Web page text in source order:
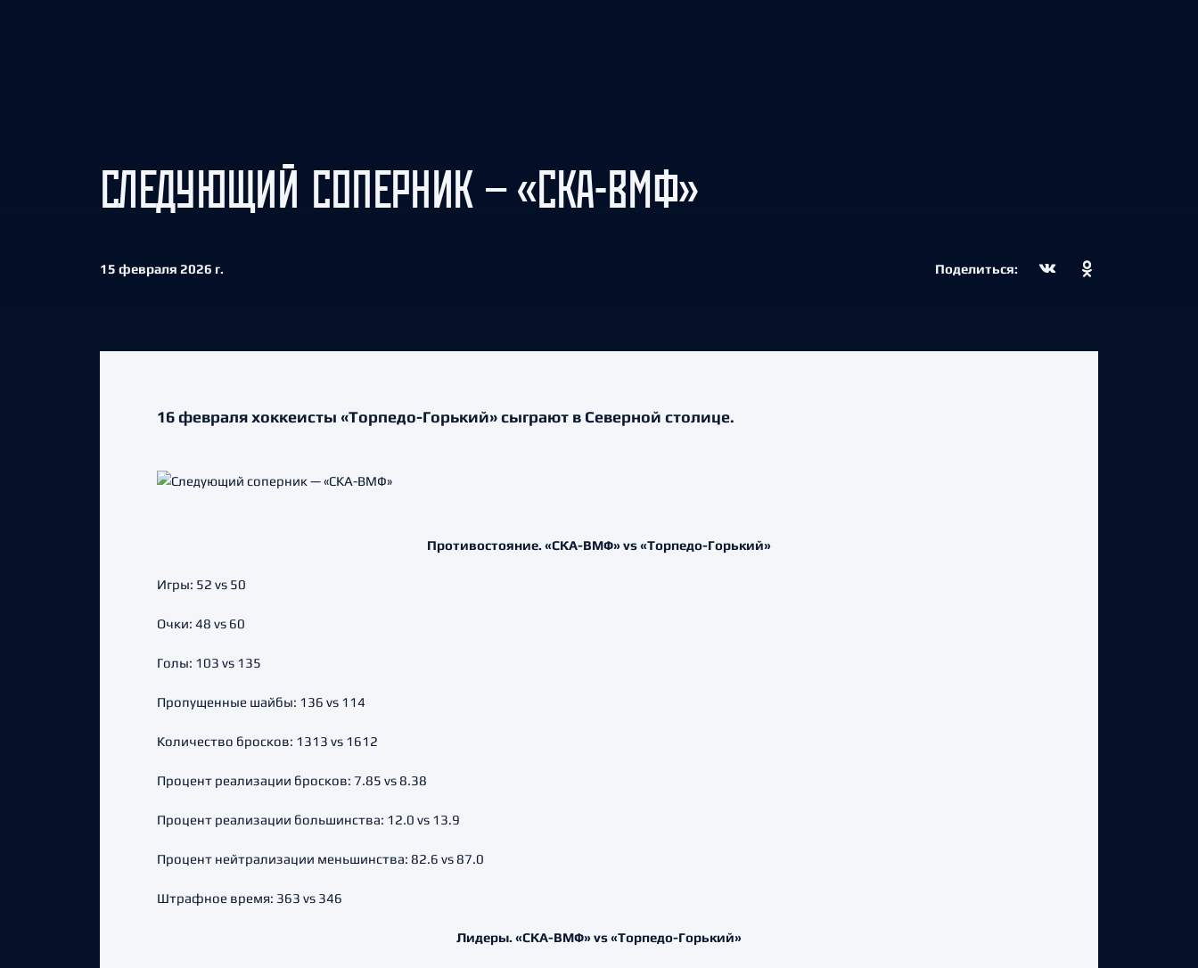
СЛЕДУЮЩИЙ СОПЕРНИК — «СКА-ВМФ»
15 февраля 2026 г. Поделиться:
16 февраля хоккеисты «Торпедо-Горький» сыграют в Северной столице.
Противостояние. «СКА-ВМФ» vs «Торпедо-Горький»
Игры: 52 vs 50
Очки: 48 vs 60
Голы: 103 vs 135
Пропущенные шайбы: 136 vs 114
Количество бросков: 1313 vs 1612
Процент реализации бросков: 7.85 vs 8.38
Процент реализации большинства: 12.0 vs 13.9
Процент нейтрализации меньшинства: 82.6 vs 87.0
Штрафное время: 363 vs 346
Лидеры. «СКА-ВМФ» vs «Торпедо-Горький»